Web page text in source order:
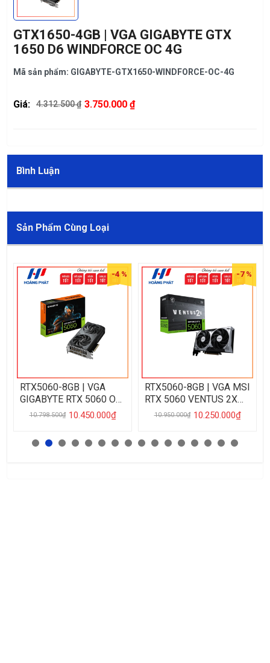
GTX1650-4GB | VGA GIGABYTE GTX
1650 D6 WINDFORCE OC 4G
Mã sản phẩm: GIGABYTE-GTX1650-WINDFORCE-OC-4G
Giá: 4.312.500 ₫ 3.750.000 ₫
Bình Luận
Sản Phẩm Cùng Loại
-4 %
RTX5060-8GB | VGA
GIGABYTE RTX 5060 OC
8GB WINDFORCE
10.798.500₫ 10.450.000₫
-7 %
RTX5060-8GB | VGA MSI
RTX 5060 VENTUS 2X
8GB DDR7
10.950.000₫ 10.250.000₫